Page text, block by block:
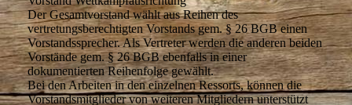
Der Gesamtvorstand wählt aus Reihen des
vertretungsberechtigten Vorstands gem. § 26 BGB einen
Vorstandssprecher. Als Vertreter werden die anderen beiden
Vorstände gem. § 26 BGB ebenfalls in einer
dokumentierten Reihenfolge gewählt.
Bei den Arbeiten in den einzelnen Ressorts, können die
Vorstandsmitglieder von weiteren Mitgliedern unterstützt